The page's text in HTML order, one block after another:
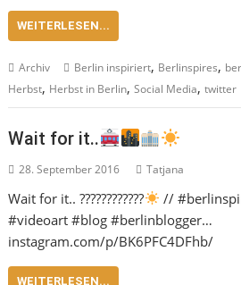
WEITERLESEN...
Archiv Berlin inspiriert, Berlinspires,
Herbst, Herbst in Berlin,Social Media,twitter
Wait for it..
28. September 2016 Tatjana
Wait for it.. ????????????
//
#videoart #blog #berlinblogger…
instagram.com/p/BK6PFC4DFhb/
WEITERLESEN...